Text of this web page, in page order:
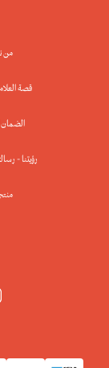
من
قصة
الضمان
رؤيتنا - رسالتنا - أهدافنا